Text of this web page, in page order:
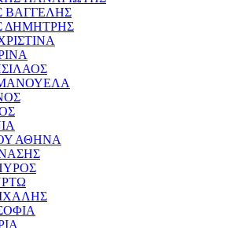
ΒΑΓΓΕΛΗΣ
ΔΗΜΗΤΡΗΣ
ΑΘΗΝΑ